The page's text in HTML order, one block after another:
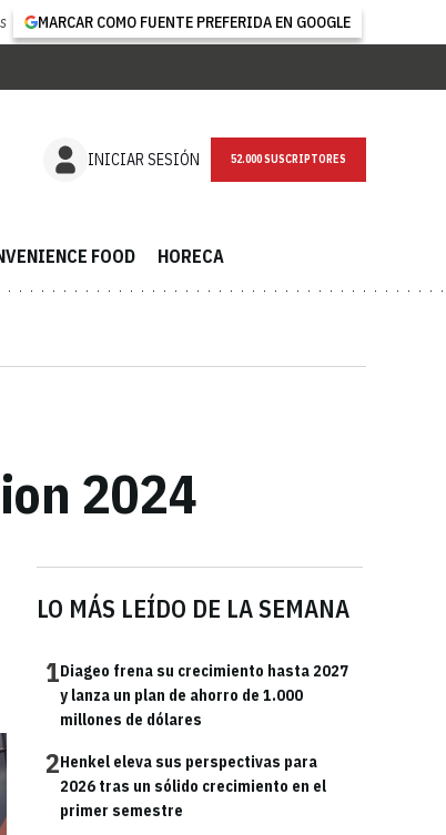
MARCAR COMO FUENTE PREFERIDA EN GOOGLE
INICIAR SESIÓN NEWSLETTER
FOOD HORECA
2024
LO MÁS LEÍDO DE LA SEMANA
1Diageo frena su crecimiento hasta 2027
y lanza un plan de ahorro de 1.000
millones de dólares
2Henkel eleva sus perspectivas para
2026 tras un sólido crecimiento en el
primer semestre